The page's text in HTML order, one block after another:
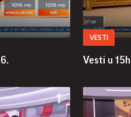
VESTI
Vesti u